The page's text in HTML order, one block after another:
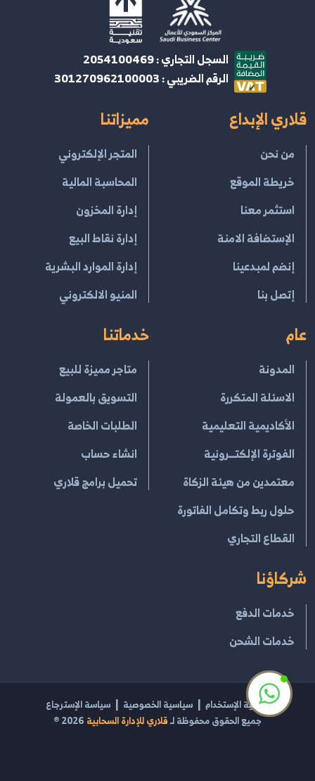
السجل التجاري : 2054100469
الرقم الضريبي : 301270962100003
قلاري الإبداع
من نحن
خريطة الموقع
استثمر معنا
الإستضافة الامنة
إنضم لمبدعينا
إتصل بنا
مميزاتنا
المتجر الإلكتروني
المحاسبة المالية
إدارة المخزون
إدارة نقاط البيع
إدارة الموارد البشرية
المنيو الالكتروني
عام
المدونة
الاسئلة المتكررة
الأكاديمية التعليمية
الفوترة الإلكتــرونية
معتمدين من هيئة الزكاة
حلول ربط وتكامل الفاتورة
القطاع التجاري
خدماتنا
متاجر مميزة للبيع
التسويق بالعمولة
الطلبات الخاصة
انشاء حساب
تحميل برامج قلاري
شركاؤنا
خدمات الدفع
خدمات الشحن
إتفاقية الإستخدام سياسية الخصوصية
سياسة الإسترجاع
جميع الحقوق محفوظة لـقلاري للإدارة السحابية 2026
®